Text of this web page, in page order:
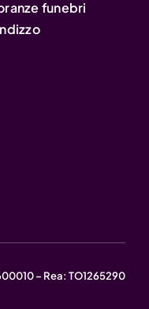
funebri
– Rea: TO1265290